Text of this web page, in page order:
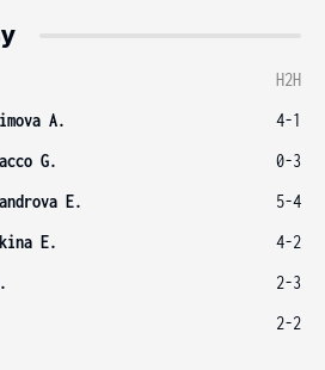
H2H
A.
4-1
G.
0-3
E.
5-4
E.
4-2
2-3
2-2